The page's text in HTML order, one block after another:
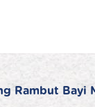
Rambut Bayi